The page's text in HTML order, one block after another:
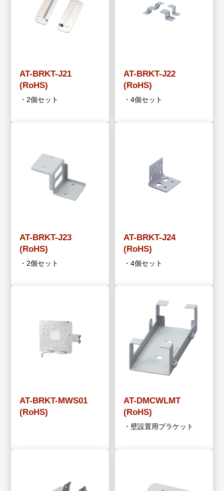
AT-BRKT-J21
(RoHS)
・2個セット
AT-BRKT-J22
(RoHS)
・4個セット
AT-BRKT-J23
(RoHS)
・2個セット
AT-BRKT-J24
(RoHS)
・4個セット
AT-BRKT-MWS01
(RoHS)
AT-DMCWLMT
(RoHS)
・壁設置用ブラケット